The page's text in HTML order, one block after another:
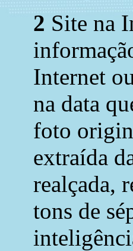
2 Site na
Internet
na data
foto
extraída
realçada,
tons de